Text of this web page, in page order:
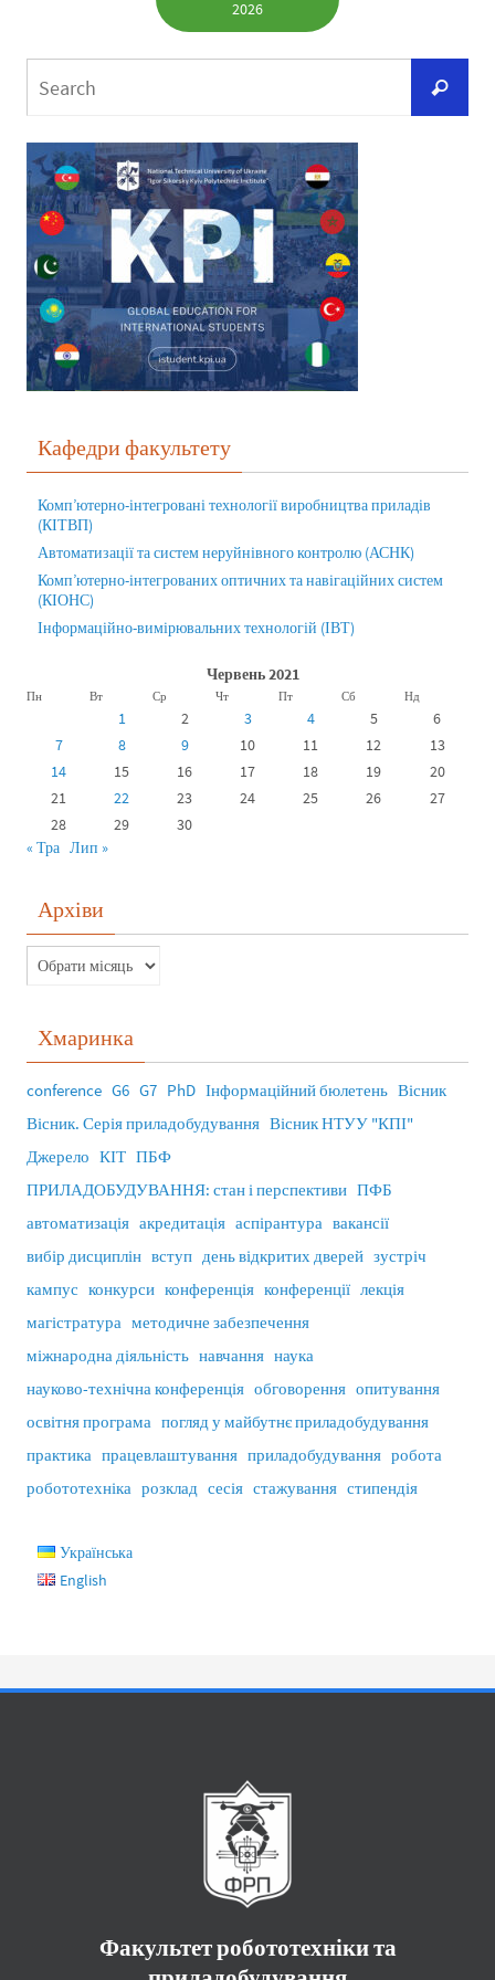
2026
Кафедри факультету
Комп’ютерно-інтегровані технології виробництва приладів
(КІТВП)
Автоматизації та систем неруйнівного контролю (АСНК)
Комп’ютерно-інтегрованих оптичних та навігаційних систем
(КІОНС)
Інформаційно-вимірювальних технологій (ІВТ)
Червень 2021
Пн Вт Ср Чт Пт Сб Нд
1 2 3 4 5
6
7
8 9 10 11 12
13
14
15 16 17 18 19
20
21
22 23 24 25 26
27
28
29
30
« Тра Лип »
Архіви
Хмаринка
conference G6 G7 PhD Інформаційний бюлетень Вісник
Вісник. Серія приладобудування Вісник НТУУ "КПІ"
Джерело КІТ ПБФ
ПРИЛАДОБУДУВАННЯ: стан і перспективи ПФБ
автоматизація акредитація аспірантура вакансії
вибір дисциплін вступ день відкритих дверей зустріч
кампус конкурси конференція конференції лекція
магістратура методичне забезпечення
міжнародна діяльність навчання наука
науково-технічна конференція обговорення опитування
освітня програма погляд у майбутнє приладобудування
практика працевлаштування приладобудування робота
робототехніка розклад сесія стажування стипендія
Українська
English
Факультет робототехніки та